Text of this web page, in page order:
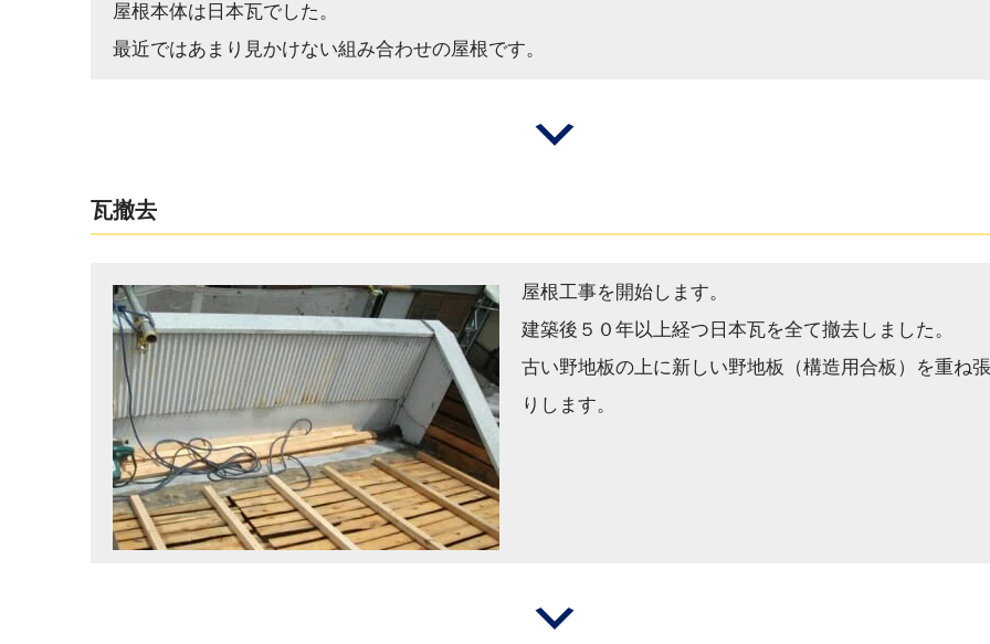
屋根本体は日本瓦でした。
最近ではあまり見かけない組み合わせの屋根です。
瓦撤去
屋根工事を開始します。
建築後５０年以上経つ日本瓦を全て撤去しました。
古い野地板の上に新しい野地板（構造用合板）を重ね張
りします。